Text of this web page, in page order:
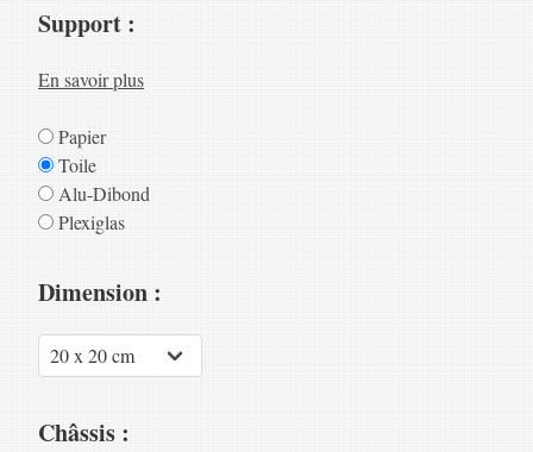
Support :
En savoir plus
Papier
Toile
Alu-Dibond
Plexiglas
Dimension :
Châssis :